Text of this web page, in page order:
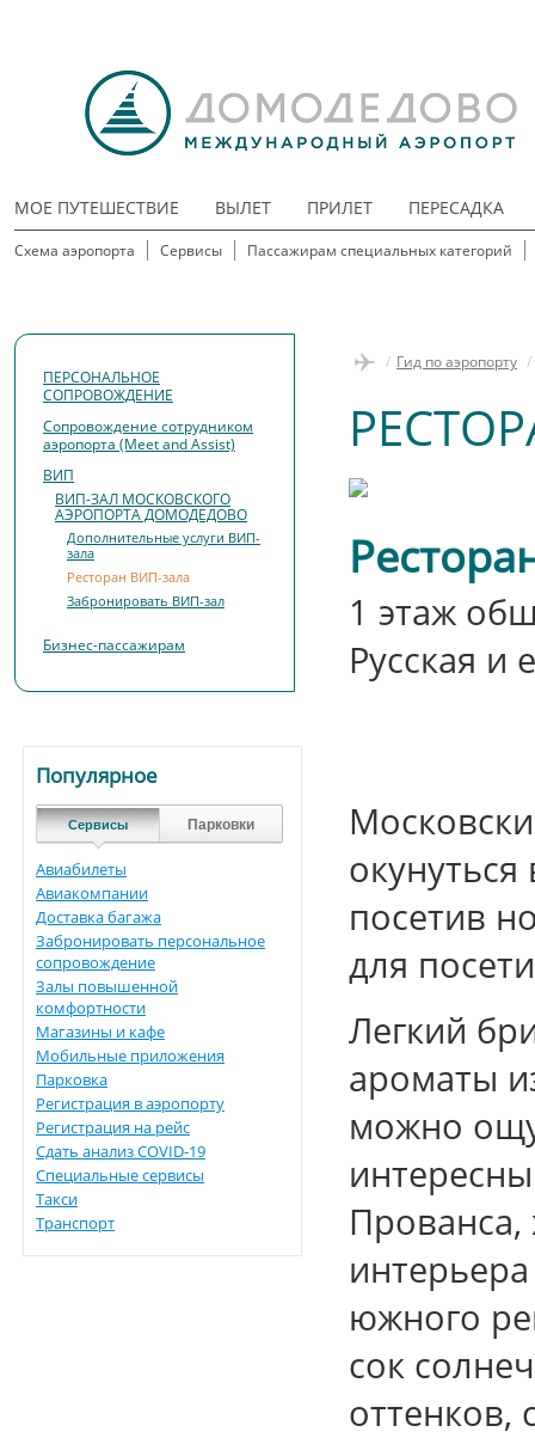
МОЕ ПУТЕШЕСТВИЕ ВЫЛЕТ ПРИЛЕТ ПЕРЕСАДКА
Схема аэропорта Сервисы Пассажирам специальных категорий
ПЕРСОНАЛЬНОЕ
СОПРОВОЖДЕНИЕ
Сопровождение сотрудником
аэропорта (Meet and Assist)
ВИП
ВИП-ЗАЛ МОСКОВСКОГО
АЭРОПОРТА ДОМОДЕДОВО
Дополнительные услуги ВИП-
зала
Ресторан ВИП-зала
Забронировать ВИП-зал
Бизнес-пассажирам
Популярное
Сервисы Парковки
Авиабилеты
Авиакомпании
Доставка багажа
Забронировать персональное
сопровождение
Залы повышенной
комфортности
Магазины и кафе
Мобильные приложения
Парковка
Регистрация в аэропорту
Регистрация на рейс
Сдать анализ COVID-19
Специальные сервисы
Такси
Транспорт
/ Гид по аэропорту /
1 этаж
Русская и
посетив
для
Легкий
ароматы
можно
Прованса,
южного
сок
оттенков,